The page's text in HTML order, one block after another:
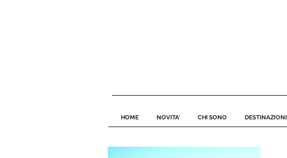
HOME NOVITA' CHI SONO DESTINAZIONI